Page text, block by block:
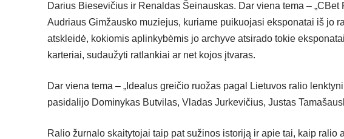
Darius Biesevičius ir Renaldas Šeinauskas. Dar viena tema –
Audriaus Gimžausko muziejus, kuriame puikuojasi eksponatai iš jo
atskleidė, kokiomis aplinkybėmis jo archyve atsirado tokie
karteriai, sudaužyti ratlankiai ar net kojos įtvaras.
Dar viena tema – „Idealus greičio ruožas pagal Lietuvos ralio
pasidalijo Dominykas Butvilas, Vladas Jurkevičius, Justas
Ralio žurnalo skaitytojai taip pat sužinos istoriją ir apie tai, kaip ralio